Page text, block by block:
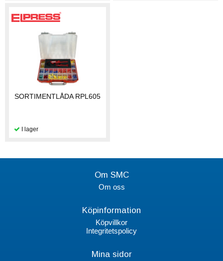
SORTIMENTLÅDA RPL605
Om SMC
Om oss
Köpinformation
Köpvillkor
Integritetspolicy
Mina sidor